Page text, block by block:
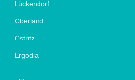
Lückendorf
Oberland
Ostritz
Ergodia